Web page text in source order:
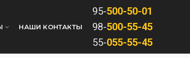
НАШИ КОНТАКТЫ
95-500-50-01
98-500-55-45
55-055-55-45